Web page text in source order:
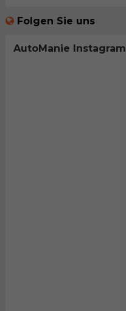
Folgen Sie uns
AutoManie Instagram